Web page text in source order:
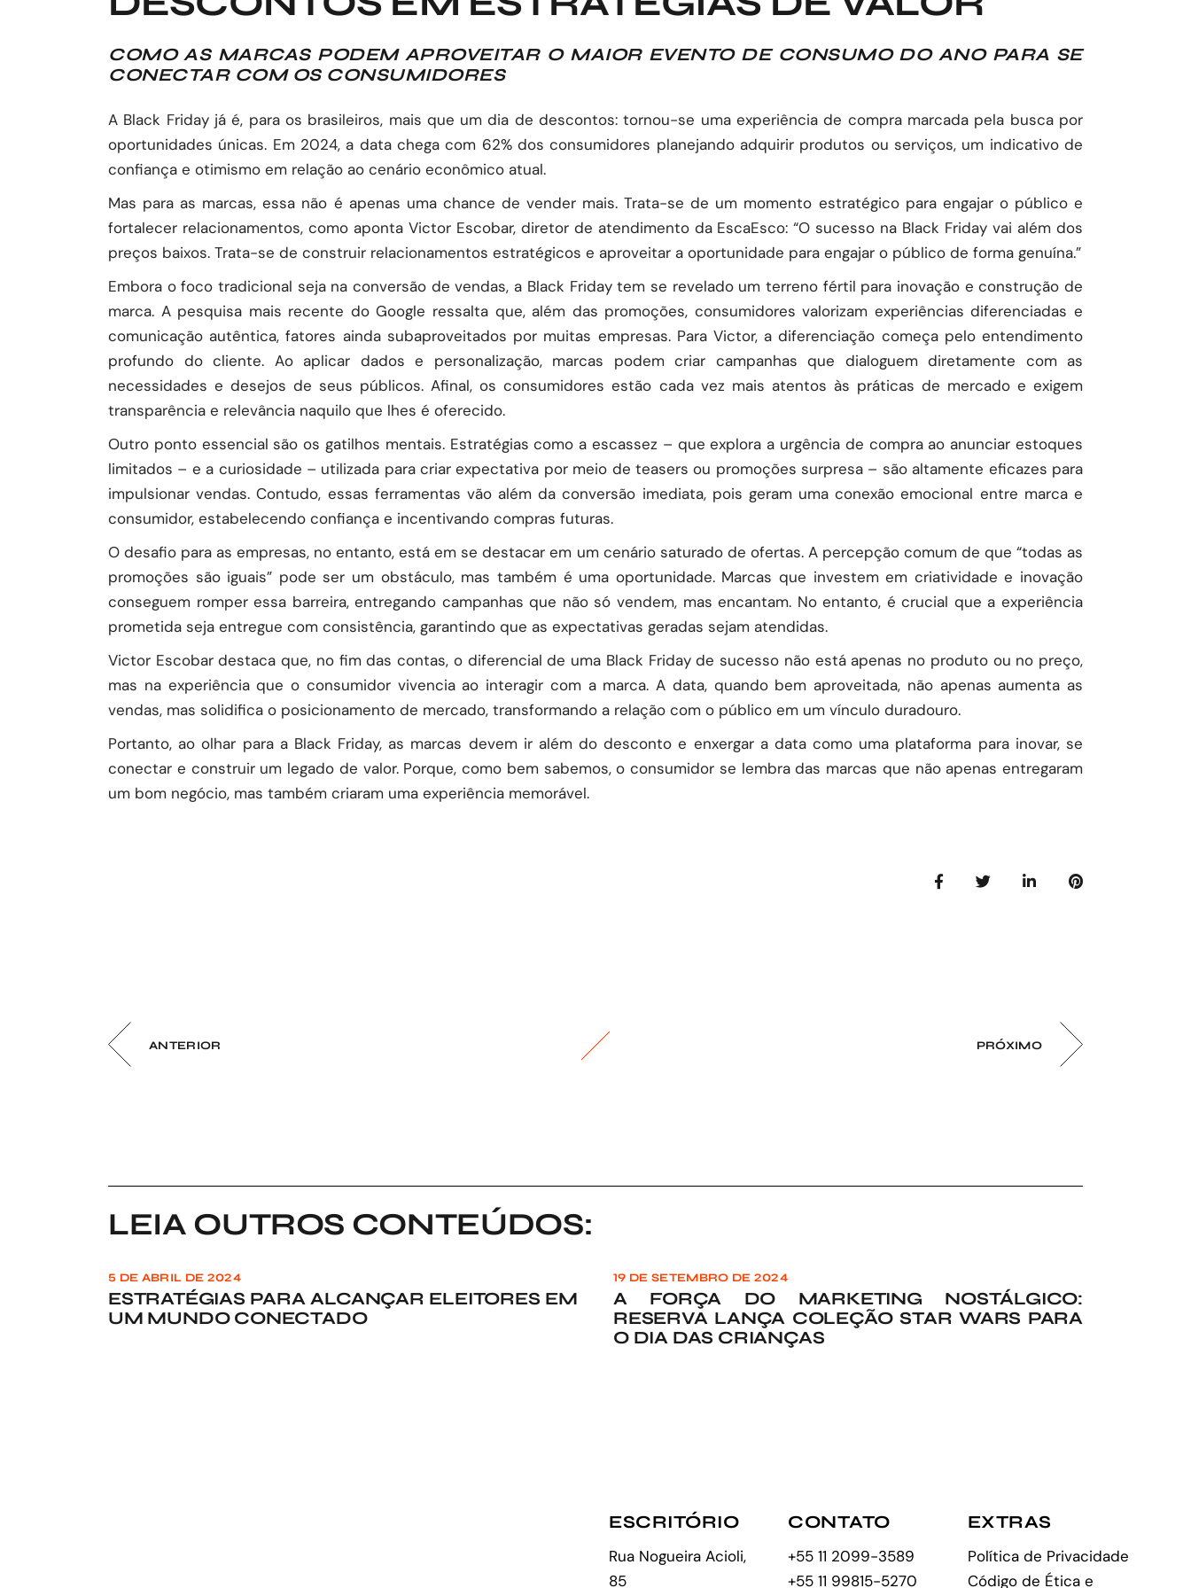
COMO AS MARCAS PODEM APROVEITAR O MAIOR EVENTO DE CONSUMO DO ANO PARA SE
CONECTAR COM OS CONSUMIDORES
A Black Friday já é, para os brasileiros, mais que um dia de descontos: tornou-se uma experiência de compra marcada pela busca por
oportunidades únicas. Em 2024, a data chega com 62% dos consumidores planejando adquirir produtos ou serviços, um indicativo de
confiança e otimismo em relação ao cenário econômico atual.
Mas para as marcas, essa não é apenas uma chance de vender mais. Trata-se de um momento estratégico para engajar o público e
fortalecer relacionamentos, como aponta Victor Escobar, diretor de atendimento da EscaEsco: “O sucesso na Black Friday vai além dos
preços baixos. Trata-se de construir relacionamentos estratégicos e aproveitar a oportunidade para engajar o público de forma genuína.”
Embora o foco tradicional seja na conversão de vendas, a Black Friday tem se revelado um terreno fértil para inovação e construção de
marca. A pesquisa mais recente do Google ressalta que, além das promoções, consumidores valorizam experiências diferenciadas e
comunicação autêntica, fatores ainda subaproveitados por muitas empresas. Para Victor, a diferenciação começa pelo entendimento
profundo do cliente. Ao aplicar dados e personalização, marcas podem criar campanhas que dialoguem diretamente com as
necessidades e desejos de seus públicos. Afinal, os consumidores estão cada vez mais atentos às práticas de mercado e exigem
transparência e relevância naquilo que lhes é oferecido.
Outro ponto essencial são os gatilhos mentais. Estratégias como a escassez – que explora a urgência de compra ao anunciar estoques
limitados – e a curiosidade – utilizada para criar expectativa por meio de teasers ou promoções surpresa – são altamente eficazes para
impulsionar vendas. Contudo, essas ferramentas vão além da conversão imediata, pois geram uma conexão emocional entre marca e
consumidor, estabelecendo confiança e incentivando compras futuras.
O desafio para as empresas, no entanto, está em se destacar em um cenário saturado de ofertas. A percepção comum de que “todas as
promoções são iguais” pode ser um obstáculo, mas também é uma oportunidade. Marcas que investem em criatividade e inovação
conseguem romper essa barreira, entregando campanhas que não só vendem, mas encantam. No entanto, é crucial que a experiência
prometida seja entregue com consistência, garantindo que as expectativas geradas sejam atendidas.
Victor Escobar destaca que, no fim das contas, o diferencial de uma Black Friday de sucesso não está apenas no produto ou no preço,
mas na experiência que o consumidor vivencia ao interagir com a marca. A data, quando bem aproveitada, não apenas aumenta as
vendas, mas solidifica o posicionamento de mercado, transformando a relação com o público em um vínculo duradouro.
Portanto, ao olhar para a Black Friday, as marcas devem ir além do desconto e enxergar a data como uma plataforma para inovar, se
conectar e construir um legado de valor. Porque, como bem sabemos, o consumidor se lembra das marcas que não apenas entregaram
um bom negócio, mas também criaram uma experiência memorável.
ANTERIOR PRÓXIMO
LEIA OUTROS CONTEÚDOS:
5 DE ABRIL DE 2024
ESTRATÉGIAS PARA ALCANÇAR ELEITORES EM
UM MUNDO CONECTADO
19 DE SETEMBRO DE 2024
A FORÇA DO MARKETING NOSTÁLGICO:
RESERVA LANÇA COLEÇÃO STAR WARS PARA
O DIA DAS CRIANÇAS
ESCRITÓRIO
Rua Nogueira Acioli,
85
CONTATO
+55 11 2099-3589
+55 11 99815-5270
EXTRAS
Política de Privacidade
Código de Ética e